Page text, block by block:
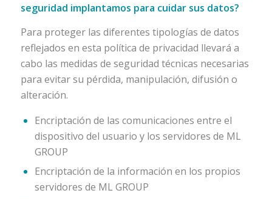
seguridad implantamos para cuidar sus datos?
Para proteger las diferentes tipologías de datos
reflejados en esta política de privacidad llevará a
cabo las medidas de seguridad técnicas necesarias
para evitar su pérdida, manipulación, difusión o
alteración.
Encriptación de las comunicaciones entre el
dispositivo del usuario y los servidores de ML
GROUP
Encriptación de la información en los propios
servidores de ML GROUP